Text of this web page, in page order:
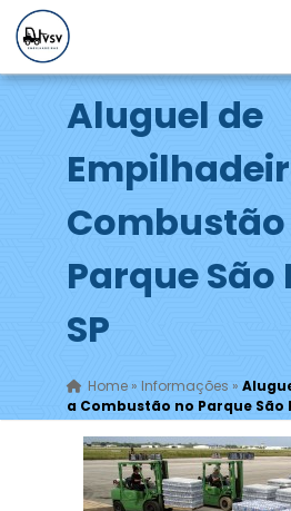
Aluguel de
Parque São
SP
Home» Informações »
a Combustão no Parque São